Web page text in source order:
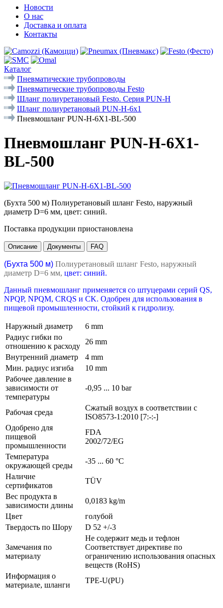
Новости
О нас
Доставка и оплата
Контакты
Каталог
Пневматические трубопроводы
Пневматические трубопроводы Festo
Шланг полиуретановый Festo. Серия PUN-Н
Шланг полиуретановый PUN-H-6x1
Пневмошланг PUN-H-6X1-BL-500
Пневмошланг PUN-H-6X1-
BL-500
(Бухта 500 м) Полиуретановый шланг Festo, наружный
диаметр D=6 мм, цвет: синий.
Поставка продукции приостановлена
Описание Документы FAQ
(Бухта 500 м) Полиуретановый шланг Festo, наружный
диаметр D=6 мм, цвет: синий.
Данный пневмошланг применяется со штуцерами серий QS,
NPQP, NPQM, CRQS и CK. Одобрен для использования в
пищевой промышленности, стойкий к гидролизу.
Наружный диаметр
6 mm
Радиус гибки по
отношению к расходу
26 mm
Внутренний диаметр
4 mm
Мин. радиус изгиба
10 mm
Рабочее давление в
зависимости от
температуры
-0,95 ... 10 bar
Рабочая среда
Сжатый воздух в соответствии с
ISO8573-1:2010 [7:-:-]
Одобрено для
пищевой
промышленности
FDA
2002/72/EG
Температура
окружающей среды
-35 ... 60 °C
Наличие
сертификатов
TÜV
Вес продукта в
зависимости длины
0,0183 kg/m
Цвет
голубой
Твердость по Шору
D 52 +/-3
Замечания по
материалу
Не содержит медь и тефлон
Соответствует директиве по
ограничению использования опасных
веществ (RoHS)
Информация о
материале, шланги
TPE-U(PU)